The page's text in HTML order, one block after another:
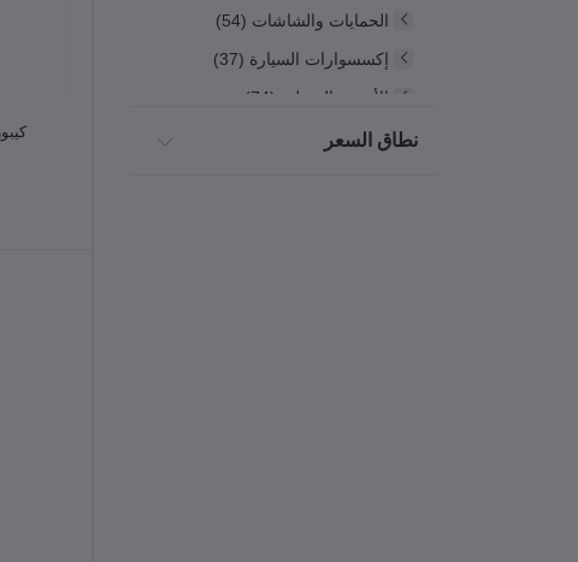
الحمايات والشاشات (54)
إكسسوارات السيارة (37)
الأجهزة المنزلية (74)
الألعاب (14)
نطاق السعر